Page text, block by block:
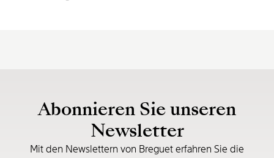
Abonnieren Sie unseren
Newsletter
Mit den Newslettern von Breguet erfahren Sie die